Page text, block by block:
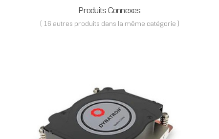
Produits Connexes
( 16 autres produits dans la même catégorie )